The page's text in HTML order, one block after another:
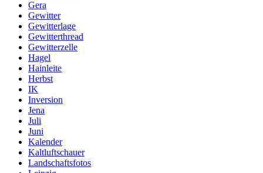
Gera
Gewitter
Gewitterlage
Gewitterthread
Gewitterzelle
Hagel
Hainleite
Herbst
IK
Inversion
Jena
Juli
Juni
Kalender
Kaltluftschauer
Landschaftsfotos